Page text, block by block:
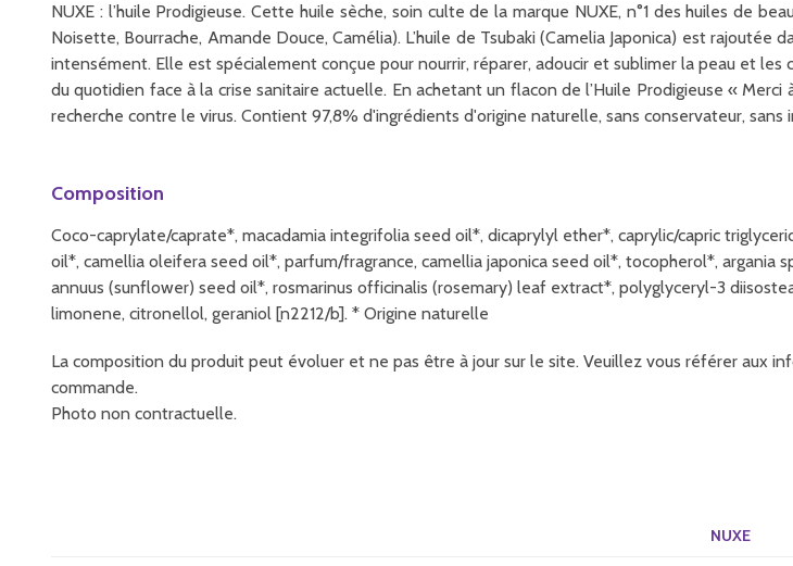
NUXE : l’huile Prodigieuse. Cette huile sèche, soin culte de la marque NUXE, n°1 des huiles de
Noisette, Bourrache, Amande Douce, Camélia). L’huile de Tsubaki (Camelia Japonica) est
intensément. Elle est spécialement conçue pour nourrir, réparer, adoucir et sublimer la peau et
du quotidien face à la crise sanitaire actuelle. En achetant un flacon de l’Huile Prodigieuse «
recherche contre le virus. Contient 97,8% d'ingrédients d'origine naturelle, sans conservateur, sans
Composition
Coco-caprylate/caprate*, macadamia integrifolia seed oil*, dicaprylyl ether*, caprylic/capric
oil*, camellia oleifera seed oil*, parfum/fragrance, camellia japonica seed oil*, tocopherol*,
annuus (sunflower) seed oil*, rosmarinus officinalis (rosemary) leaf extract*, polyglyceryl-3
limonene, citronellol, geraniol [n2212/b]. * Origine naturelle
La composition du produit peut évoluer et ne pas être à jour sur le site. Veuillez vous référer aux
commande.
Photo non contractuelle.
NUXE